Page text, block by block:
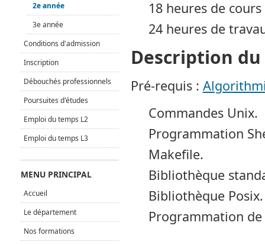
18 heures de
24 heures de
Description
Pré-requis :
Commandes Unix.
Programmation
Makefile.
Bibliothèque
Bibliothèque Posix.
Programmation
2e année
3e année
Conditions d'admission
Inscription
Débouchés professionnels
Poursuites d'études
Emploi du temps L2
Emploi du temps L3
MENU PRINCIPAL
Accueil
Le département
Nos formations